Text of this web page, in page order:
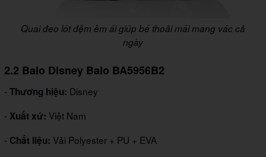
Quai đeo lót đệm êm ái giúp bé thoải mái mang vác cả
ngày
2.2 Balo Disney Balo BA5956B2
- Thương hiệu: Disney
- Xuất xứ: Việt Nam
- Chất liệu: Vải Polyester + PU + EVA